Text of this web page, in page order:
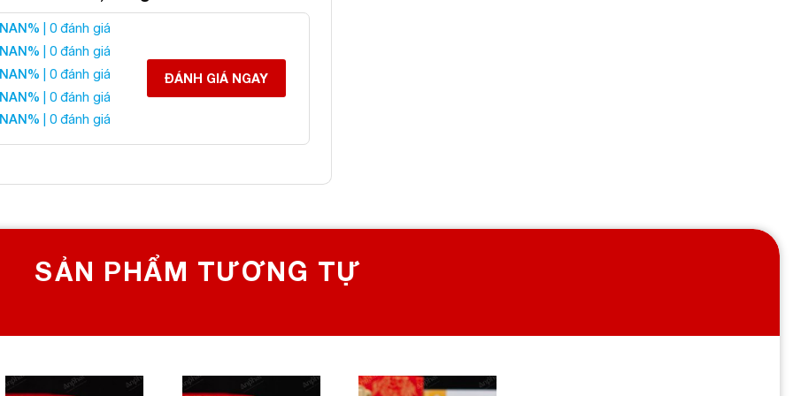
Đá Thạch Anh Xanh
liên hệ:
SỐ 1 VỀ ĐÁ PHONG THỦY
NAN% | 0 đánh giá
NAN% | 0 đánh giá
NAN% | 0 đánh giá
NAN% | 0 đánh giá
NAN% | 0 đánh giá
ĐÁNH GIÁ NGAY
SẢN PHẨM TƯƠNG TỰ